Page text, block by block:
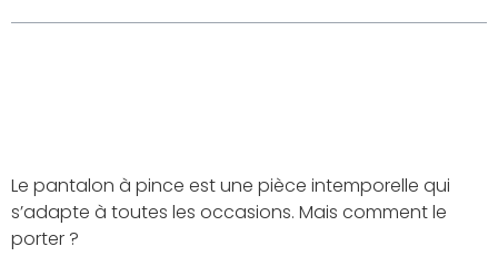
Le pantalon à pince est une pièce intemporelle qui
s’adapte à toutes les occasions. Mais comment le
porter ?